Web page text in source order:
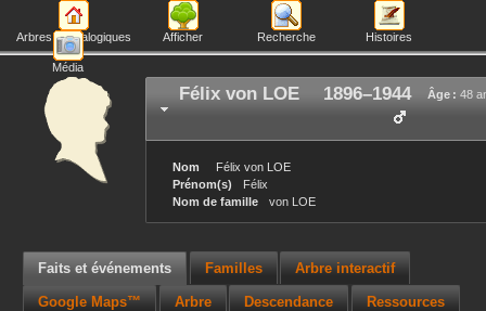
Arbres généalogiques Afficher Recherche Histoires
Média
Félix von LOE Âge : 48
1896–1944
Nom Félix von LOE
Prénom(s)
Félix
Nom de famille
von LOE
Faits et événements Familles Arbre interactif
Google Maps™ Arbre Descendance Ressources